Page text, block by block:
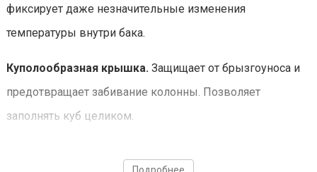
фиксирует даже незначительные изменения
температуры внутри бака.
Куполообразная крышка. Защищает от брызгоуноса и
предотвращает забивание колонны. Позволяет
заполнять куб целиком.